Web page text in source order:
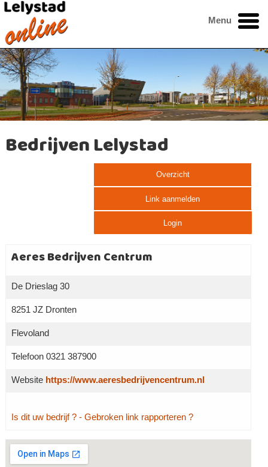
Menu
Bedrijven Lelystad
Overzicht
Link aanmelden
Login
Aeres Bedrijven Centrum
De Drieslag 30
8251 JZ Dronten
Flevoland
Telefoon 0321 387900
Website https://www.aeresbedrijvencentrum.nl
Is dit uw bedrijf ? - Gebroken link rapporteren ?
Grotere kaart weergeven